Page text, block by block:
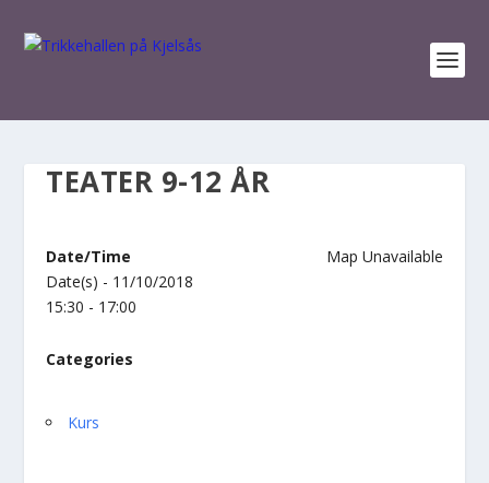
TEATER 9-12 ÅR
Map Unavailable
Date/Time
Date(s) - 11/10/2018
15:30 - 17:00
Categories
Kurs